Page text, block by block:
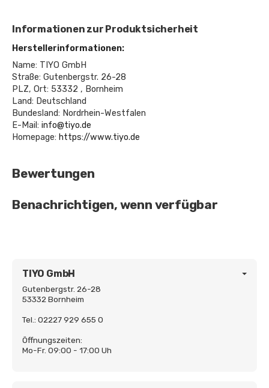
Informationen zur Produktsicherheit
Herstellerinformationen:
Name: TIYO GmbH
Straße: Gutenbergstr. 26-28
PLZ, Ort: 53332 , Bornheim
Land: Deutschland
Bundesland: Nordrhein-Westfalen
E-Mail: info@tiyo.de
Homepage: https://www.tiyo.de
Bewertungen
Benachrichtigen, wenn verfügbar
TIYO GmbH
Gutenbergstr. 26-28
53332 Bornheim
Tel.: 02227 929 655 0
Öffnungszeiten:
Mo-Fr. 09:00 - 17:00 Uh